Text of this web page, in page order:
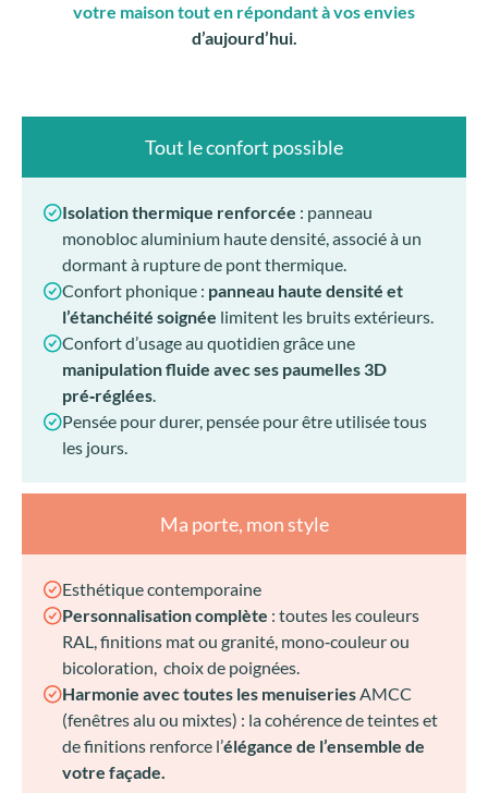
votre maison tout en répondant à vos envies
d’aujourd’hui.
Tout le confort possible
Isolation thermique renforcée : panneau
monobloc aluminium haute densité, associé à un
dormant à rupture de pont thermique.
Confort phonique : panneau haute densité et
l’étanchéité soignée limitent les bruits extérieurs.
Confort d’usage au quotidien grâce une
manipulation fluide avec ses paumelles 3D
pré‑réglées.
Pensée pour durer, pensée pour être utilisée tous
les jours.
Ma porte, mon style
Esthétique contemporaine
Personnalisation complète : toutes les couleurs
RAL, finitions mat ou granité, mono‑couleur ou
bicoloration, choix de poignées.
Harmonie avec toutes les menuiseriesAMCC
(fenêtres alu ou mixtes) : la cohérence de teintes et
de finitions renforce l’élégance de l’ensemble de
votre façade.